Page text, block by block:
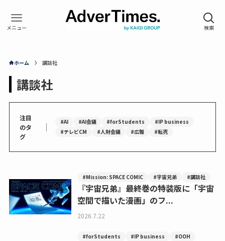
ホーム 講談社
講談社
注目
のタ
グ
｜ #AI #AI会議 #forStudents
#IP business
#テレビCM
#人財会議 #広報 #転売
#Mission: SPACE COMIC #宇宙兄弟 #講談社
『宇宙兄弟』最終巻の特装版に「宇宙
空間で描いた漫画」のフ...
2026.7.22
#forStudents #IP business
#OOH